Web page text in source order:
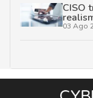
CISO
03 Ago